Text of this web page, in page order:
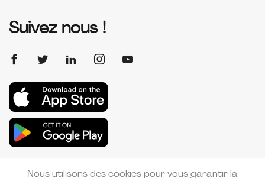
Suivez nous !
Nous utilisons des cookies pour vous garantir la